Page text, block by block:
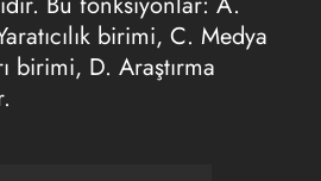
birimi, C. Medya
birimi, D. Araştırma